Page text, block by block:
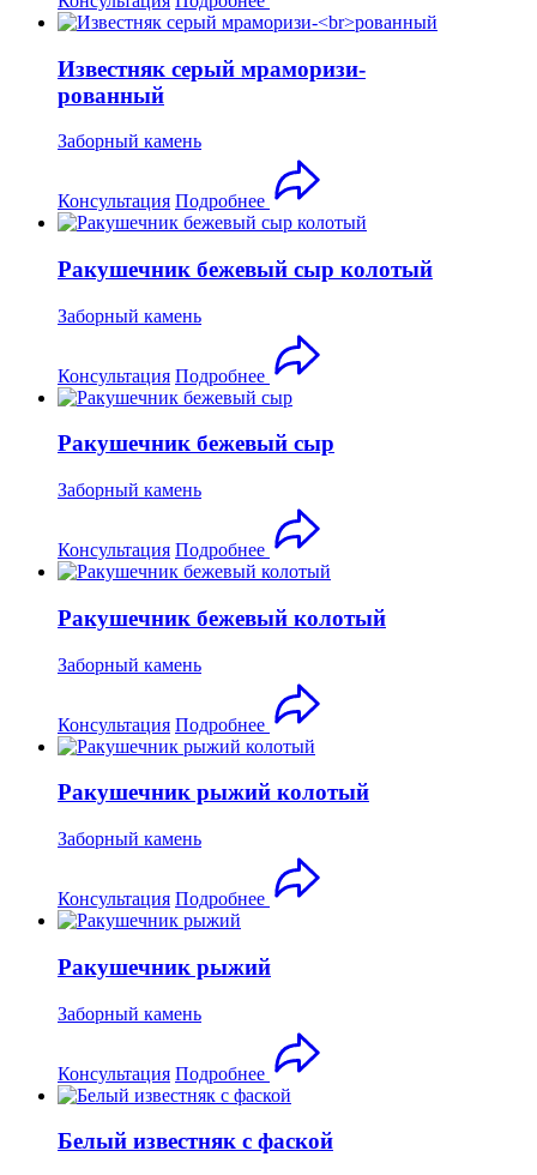
Известняк серый мраморизи-
рованный
Заборный камень
Консультация Подробнее
Ракушечник бежевый сыр колотый
Заборный камень
Консультация Подробнее
Ракушечник бежевый сыр
Заборный камень
Консультация Подробнее
Ракушечник бежевый колотый
Заборный камень
Консультация Подробнее
Ракушечник рыжий колотый
Заборный камень
Консультация Подробнее
Ракушечник рыжий
Заборный камень
Консультация Подробнее
Белый известняк с фаской